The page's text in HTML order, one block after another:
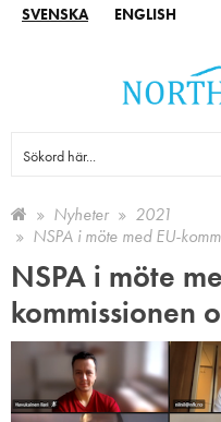
SVENSKA ENGLISH
Nyheter
2021
NSPA i möte med EU-
NSPA i möte
kommissionen